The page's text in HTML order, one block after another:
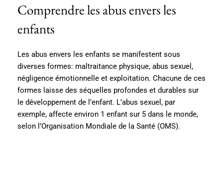
Comprendre les abus envers les
enfants
Les abus envers les enfants se manifestent sous
diverses formes: maltraitance physique, abus sexuel,
négligence émotionnelle et exploitation. Chacune de ces
formes laisse des séquelles profondes et durables sur
le développement de l’enfant. L’abus sexuel, par
exemple, affecte environ 1 enfant sur 5 dans le monde,
selon l’Organisation Mondiale de la Santé (OMS).